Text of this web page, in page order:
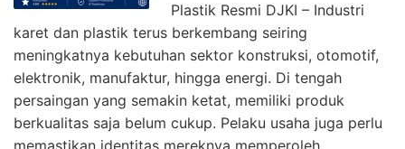
Plastik Resmi DJKI – Industri
karet dan plastik terus berkembang seiring
meningkatnya kebutuhan sektor konstruksi, otomotif,
elektronik, manufaktur, hingga energi. Di tengah
persaingan yang semakin ketat, memiliki produk
berkualitas saja belum cukup. Pelaku usaha juga perlu
memastikan identitas mereknya memperoleh